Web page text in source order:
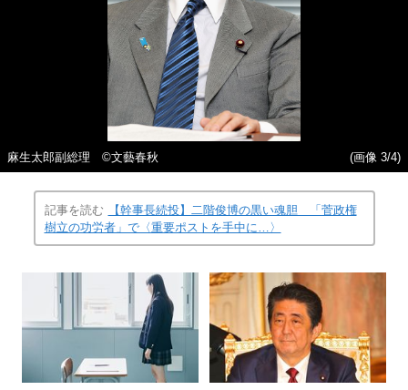
麻生太郎副総理 ©文藝春秋 (画像 3/4)
記事を読む
【幹事長続投】二階俊博の黒い魂胆 「菅政権
樹立の功労者」で〈重要ポストを手中に…〉